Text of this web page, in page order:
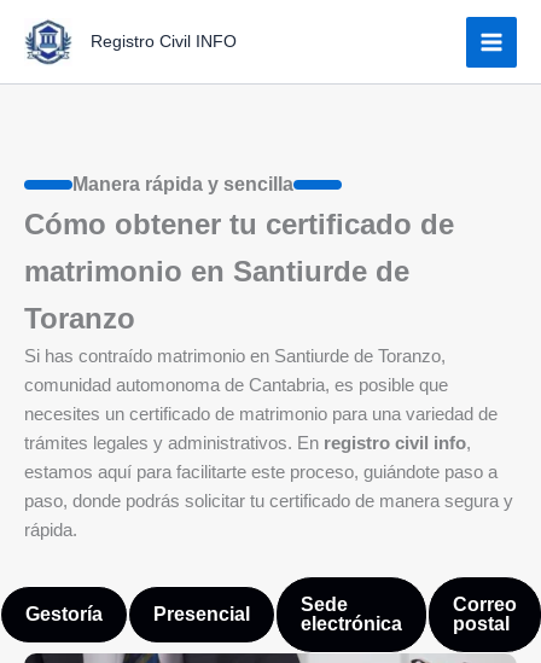
contenido
Registro Civil INFO
Manera rápida y sencilla
Cómo obtener tu certificado de
matrimonio en Santiurde de
Toranzo
Si has contraído matrimonio en Santiurde de Toranzo,
comunidad automonoma de Cantabria, es posible que
necesites un certificado de matrimonio para una variedad de
trámites legales y administrativos. En registro civil info,
estamos aquí para facilitarte este proceso, guiándote paso a
paso, donde podrás solicitar tu certificado de manera segura y
rápida.
Gestoría Presencial
Sede
electrónica
Correo
postal